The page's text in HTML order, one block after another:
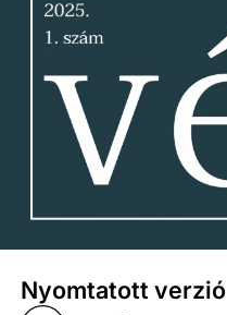
Nyomtatott verzió